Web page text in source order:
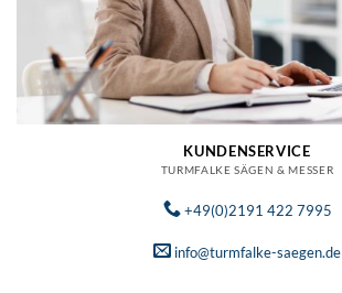
KUNDENSERVICE
TURMFALKE SÄGEN & MESSER
+49(0)2191 422 7995
info@turmfalke-saegen.de